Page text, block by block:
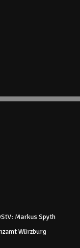
Markus Spyth
Würzburg